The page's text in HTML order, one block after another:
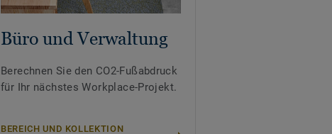
Büro und Verwaltung
Berechnen Sie den CO2-Fußabdruck
für Ihr nächstes Workplace-Projekt.
BEREICH UND KOLLEKTION